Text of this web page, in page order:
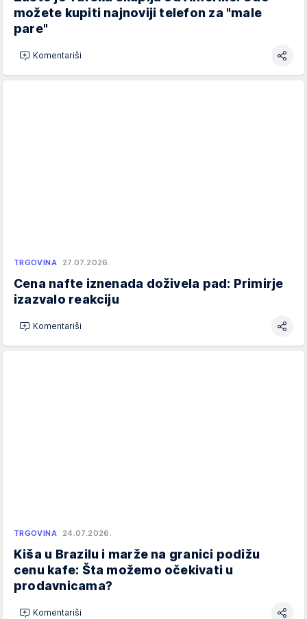
možete kupiti najnoviji telefon za "male
pare"
Komentariši
TRGOVINA 27.07.2026.
Cena nafte iznenada doživela pad: Primirje
izazvalo reakciju
Komentariši
TRGOVINA 24.07.2026.
Kiša u Brazilu i marže na granici podižu
cenu kafe: Šta možemo očekivati u
prodavnicama?
Komentariši